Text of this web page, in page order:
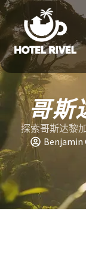
哥斯
探索哥斯达黎
Benjamin